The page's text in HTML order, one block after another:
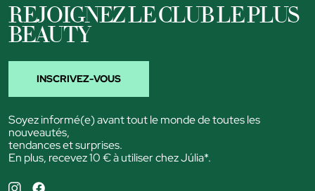
REJOIGNEZ LE CLUB LE PLUS
BEAUTY
INSCRIVEZ-VOUS
Soyez informé(e) avant tout le monde de toutes les
nouveautés,
tendances et surprises.
En plus, recevez 10 € à utiliser chez Júlia*.